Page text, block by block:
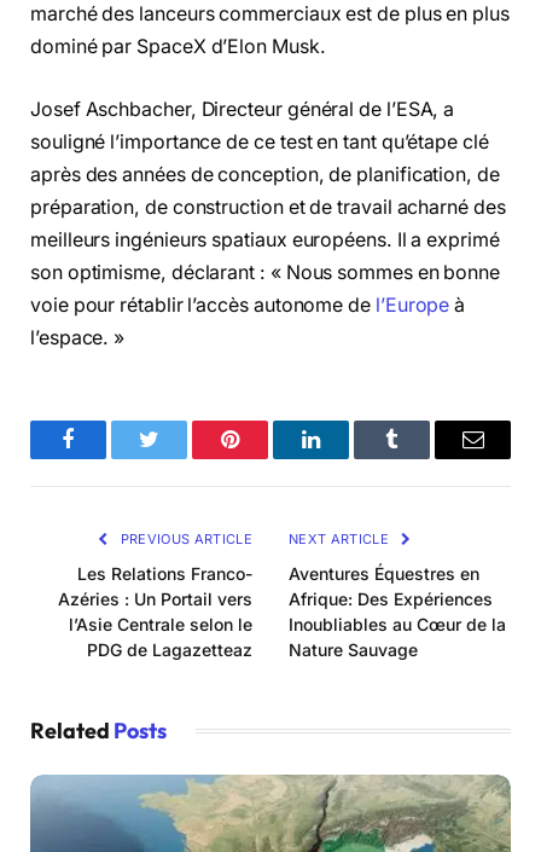
marché des lanceurs commerciaux est de plus en plus
dominé par SpaceX d’Elon Musk.
Josef Aschbacher, Directeur général de l’ESA, a
souligné l’importance de ce test en tant qu’étape clé
après des années de conception, de planification, de
préparation, de construction et de travail acharné des
meilleurs ingénieurs spatiaux européens. Il a exprimé
son optimisme, déclarant : « Nous sommes en bonne
voie pour rétablir l’accès autonome de l’Europeà
l’espace. »
FacebookTwitter Pinterest LinkedInTumblr Email
PREVIOUS ARTICLE
Les Relations Franco-
Azéries : Un Portail vers
l’Asie Centrale selon le
PDG de Lagazetteaz
NEXT ARTICLE
Aventures Équestres en
Afrique: Des Expériences
Inoubliables au Cœur de la
Nature Sauvage
Related Posts